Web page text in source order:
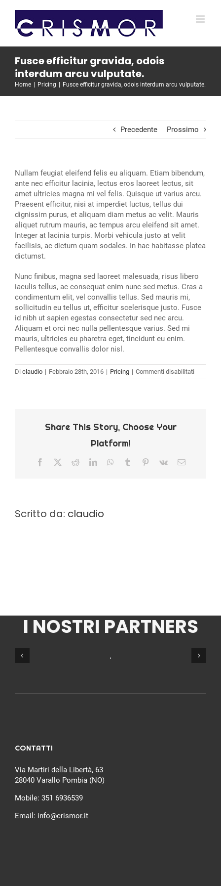
contenuto
Fusce efficitur gravida, odois
interdum arcu vulputate.
Home Pricing Fusce efficitur gravida, odois interdum arcu vulputate.
Precedente Prossimo
Nullam feugiat eleifend felis eu aliquam. Etiam bibendum,
ante nec efficitur lacinia, lectus eros laoreet lectus, sit
amet ultricies magna mi vel felis. Quisque ut varius arcu.
Praesent efficitur, nisi at imperdiet luctus, tellus dui
dignissim purus, et aliquam diam metus ac velit. Mauris
aliquet rutrum mauris, ac tempus arcu eleifend sit amet.
Integer at lacinia turpis. Morbi vehicula justo at velit
facilisis, ac dictum quam sodales. In hac habitasse platea
dictumst.
Nunc finibus, magna sed laoreet malesuada, risus libero
iaculis tellus, ac consequat enim nunc sed metus. Cras a
condimentum elit, vel convallis tellus. Sed mauris mi,
sollicitudin eu tellus ut, efficitur scelerisque justo. Fusce
id nibh ut sapien egestas consectetur sed nec arcu.
Aliquam et orci nec nulla pellentesque varius. Sed mi
mauris, ultricies eu pharetra eget, tincidunt eu enim.
Pellentesque convallis dolor nisl.
Di claudio | Febbraio 28th, 2016 | Pricing | Commenti disabilitatisu
Fusce
Share This Story, Choose Your
Platform!
Facebook RedditLinkedInWhatsApp
Tumblr Pinterest
Vk Email
Scritto da: claudio
I NOSTRI PARTNERS
CONTATTI
Via Martiri della Libertà, 63
28040 Varallo Pombia (NO)
Mobile: 351 6936539
Email: info@crismor.it